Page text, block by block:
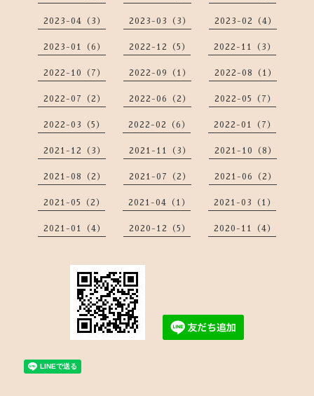
2023-04（3） 2023-03（3） 2023-02（4）
2023-01（6） 2022-12（5） 2022-11（3）
2022-10（7） 2022-09（1） 2022-08（1）
2022-07（2） 2022-06（2） 2022-05（7）
2022-03（5） 2022-02（6） 2022-01（7）
2021-12（3） 2021-11（3） 2021-10（8）
2021-08（2） 2021-07（2） 2021-06（2）
2021-05（2） 2021-04（1） 2021-03（1）
2021-01（4） 2020-12（5） 2020-11（4）